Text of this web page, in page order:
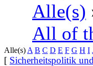
Alle(s)
All of
Alle(s) A B C D E F G H I
[ Sicherheitspolitik